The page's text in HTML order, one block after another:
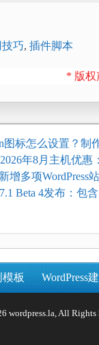
巧, 插件脚本
* 版权
图标怎么设置？制
年8月主机优惠
性能主机同步折扣
增多项WordPress
7.1 Beta 4发布：包
模板 WordPress
wordpress.la, All Rights